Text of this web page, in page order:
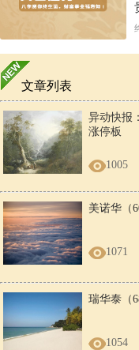
文章列表
异动快报
涨停板
1005
美诺华（
1071
瑞华泰（
1054